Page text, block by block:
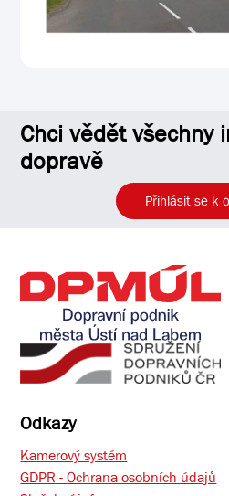
Chci vědět všechny
dopravě
Přihlásit se k
Odkazy
Kamerový systém
GDPR - Ochrana osobních údajů